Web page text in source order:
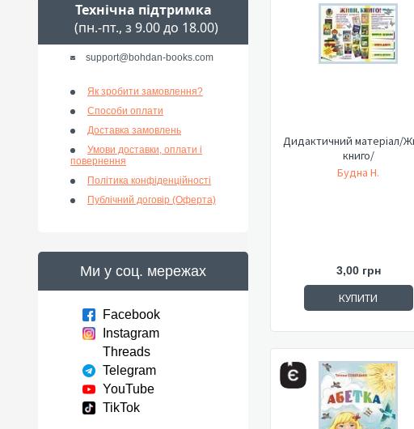
Технічна підтримка
(пн.-пт., з 9.00 до 18.00)
support@bohdan-books.com
Як зробити замовлення?
Способи оплати
Доставка замовлень
Умови доставки, оплати і
повернення
Політика конфіденційності
Публічний договір (Оферта)
Ми у соц. мережах
Facebook
Instagram
Threads
Telegram
YouTube
TikTok
Дидактичний матеріал/
книго/
Будна Н.
3,00 грн
КУПИТИ